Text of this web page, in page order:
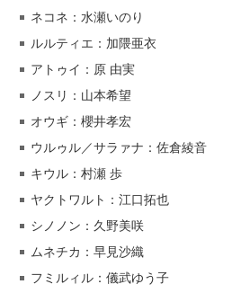
ネコネ：水瀬いのり
ルルティエ：加隈亜衣
アトゥイ：原 由実
ノスリ：山本希望
オウギ：櫻井孝宏
ウルゥル／サラァナ：佐倉綾音
キウル：村瀬 歩
ヤクトワルト：江口拓也
シノノン：久野美咲
ムネチカ：早見沙織
フミルィル：儀武ゆう子